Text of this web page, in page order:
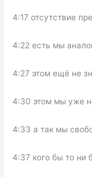
4:17 отсутствие
4:22 есть мы
4:27 этом ещё не
4:30 этом мы уже
4:33 а так мы
4:37 кого бы то ни